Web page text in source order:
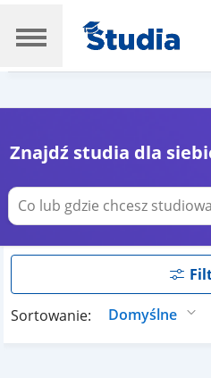
Znajdź studia dla
Sortowanie: